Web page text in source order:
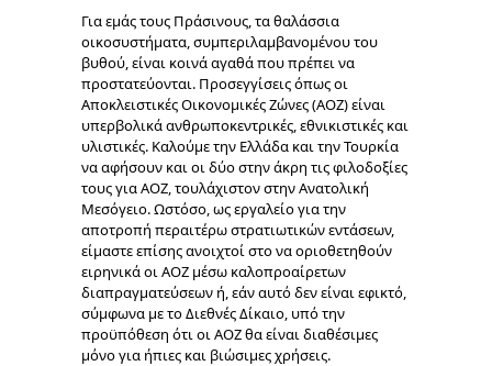
Για εμάς τους Πράσινους, τα θαλάσσια
οικοσυστήματα, συμπεριλαμβανομένου του
βυθού, είναι κοινά αγαθά που πρέπει να
προστατεύονται. Προσεγγίσεις όπως οι
Αποκλειστικές Οικονομικές Ζώνες (ΑΟΖ) είναι
υπερβολικά ανθρωποκεντρικές, εθνικιστικές και
υλιστικές. Καλούμε την Ελλάδα και την Τουρκία
να αφήσουν και οι δύο στην άκρη τις φιλοδοξίες
τους για ΑΟΖ, τουλάχιστον στην Ανατολική
Μεσόγειο. Ωστόσο, ως εργαλείο για την
αποτροπή περαιτέρω στρατιωτικών εντάσεων,
είμαστε επίσης ανοιχτοί στο να οριοθετηθούν
ειρηνικά οι ΑΟΖ μέσω καλοπροαίρετων
διαπραγματεύσεων ή, εάν αυτό δεν είναι εφικτό,
σύμφωνα με το Διεθνές Δίκαιο, υπό την
προϋπόθεση ότι οι ΑΟΖ θα είναι διαθέσιμες
μόνο για ήπιες και βιώσιμες χρήσεις.